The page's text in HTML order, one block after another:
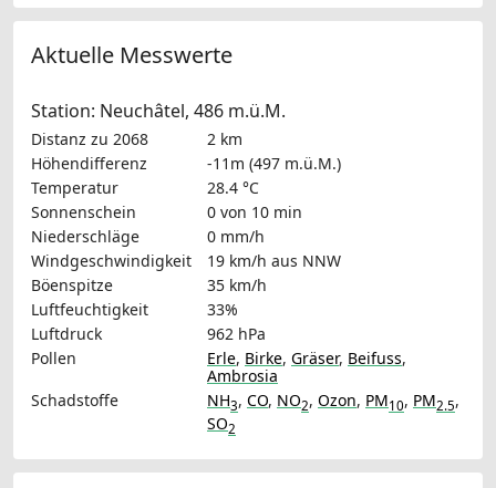
Aktuelle Messwerte
Station: Neuchâtel, 486 m.ü.M.
Distanz zu 2068
2 km
Höhendifferenz
-11m (497 m.ü.M.)
Temperatur
28.4 °C
Sonnenschein
0 von 10 min
Niederschläge
0 mm/h
Windgeschwindigkeit
19 km/h aus NNW
Böenspitze
35 km/h
Luftfeuchtigkeit
33%
Luftdruck
962 hPa
Pollen
Erle, Birke, Gräser, Beifuss,
Ambrosia
Schadstoffe
NH3, CO, NO2, Ozon, PM10, PM2.5,
SO2